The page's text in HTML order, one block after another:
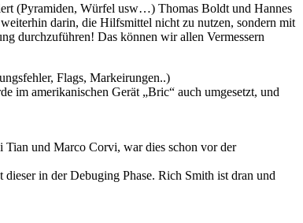
(Pyramiden, Würfel usw…) Thomas Boldt und Hannes
darin, die Hilfsmittel nicht zu nutzen, sondern mit
durchzuführen! Das können wir allen Vermessern
Flags, Markeirungen..)
im amerikanischen Gerät „Bric“ auch umgesetzt, und
und Marco Corvi, war dies schon vor der
in der Debuging Phase. Rich Smith ist dran und